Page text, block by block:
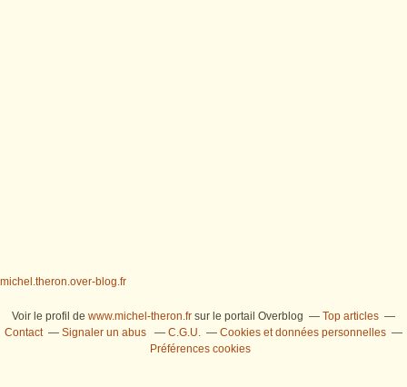
michel.theron.over-blog.fr
Voir le profil de www.michel-theron.fr sur le portail Overblog
Top articles
Contact
Signaler un abus C.G.U.
Cookies et données personnelles
Préférences cookies